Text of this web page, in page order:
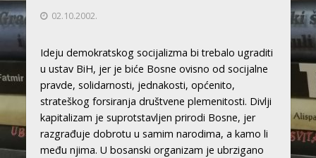
02.10.2002.
Ideju demokratskog socijalizma bi trebalo ugraditi
u ustav BiH, jer je biće Bosne ovisno od socijalne
pravde, solidarnosti, jednakosti, općenito,
strateškog forsiranja društvene plemenitosti. Divlji
kapitalizam je suprotstavljen prirodi Bosne, jer
razgrađuje dobrotu u samim narodima, a kamo li
među njima. U bosanski organizam je ubrzigano